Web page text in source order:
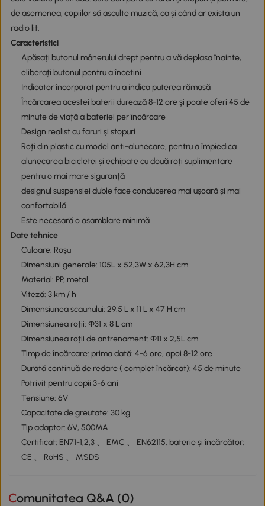
de asemenea, copiilor să asculte muzică, ca și când ar exista un
radio lit.
Caracteristici
Apăsați butonul mânerului drept pentru a vă deplasa înainte,
eliberați butonul pentru a încetini
Indicator încorporat pentru a indica puterea rămasă
Încărcarea acestei baterii durează 8-12 ore și poate oferi 45 de
minute de viață a bateriei per încărcare
Design realist cu faruri și stopuri
Roți din plastic cu model anti-alunecare, pentru a împiedica
alunecarea bicicletei și echipate cu două roți suplimentare
pentru o mai mare siguranță
designul suspensiei duble face conducerea mai ușoară și mai
confortabilă
Este necesară o asamblare minimă
Date tehnice
Culoare: Roșu
Dimensiuni generale: 105L x 52,3W x 62,3H cm
Material: PP, metal
Viteză: 3 km / h
Dimensiunea scaunului: 29,5 L x 11 L x 47 H cm
Dimensiunea roții: Ф31 x 8 L cm
Dimensiunea roții de antrenament: Ф11 x 2,5L cm
Timp de încărcare: prima dată: 4-6 ore, apoi 8-12 ore
Durată continuă de redare ( complet încărcat): 45 de minute
Potrivit pentru copii 3-6 ani
Tensiune: 6V
Capacitate de greutate: 30 kg
Tip adaptor: 6V, 500MA
Certificat: EN71-1,2,3 、 EMC 、 EN62115. baterie și încărcător:
CE 、 RoHS 、 MSDS
Comunitatea Q&A (0)